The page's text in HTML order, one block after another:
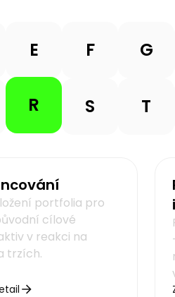
E F G
R S T
portfolia pro
cílové
v reakci na
trzích.